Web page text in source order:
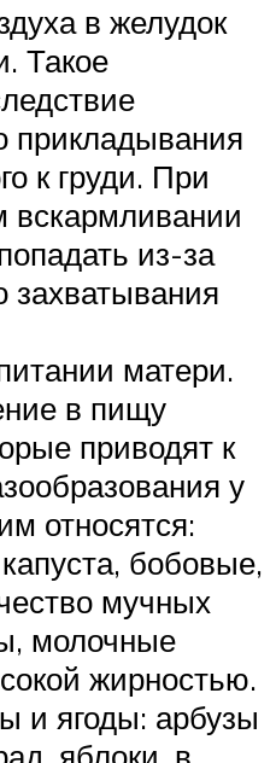
в желудок
Такое
прикладывания
к груди. При
вскармливании
из-за
захватывания
матери.
в пищу
приводят к
у
относятся:
бобовые,
мучных
молочные
жирностью.
и ягоды: арбузы
яблоки, в